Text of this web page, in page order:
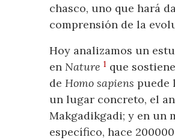
chasco, uno que hará
comprensión de la
Hoy analizamos un
en Nature 1 que
deHomo sapiens puede
un lugar concreto, el
Makgadikgadi; y en un
específico, hace